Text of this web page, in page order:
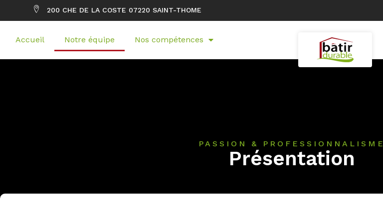
200 CHE DE LA COSTE 07220 SAINT-THOME
Accueil Notre équipe Nos compétences
PASSION & PROFESSIONNALISME
Présentation